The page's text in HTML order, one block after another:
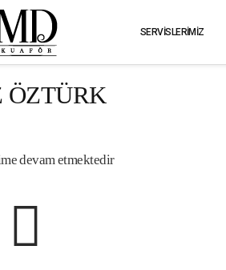
SERVISLERIMIZ
ÖZTÜRK
devam etmektedir